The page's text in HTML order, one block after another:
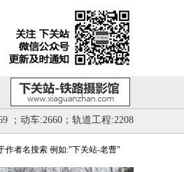
；动车:2660；轨道工程:2208
作者名搜索 例如:"下关站-老曹"